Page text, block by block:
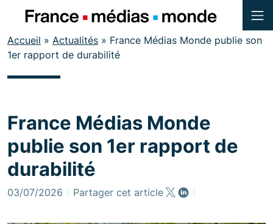
Menu
Contenu
Pied de page
Accueil » Actualités » France Médias Monde publie son
1er rapport de durabilité
France Médias Monde
publie son 1er rapport de
durabilité
03/07/2026 Partager cet article